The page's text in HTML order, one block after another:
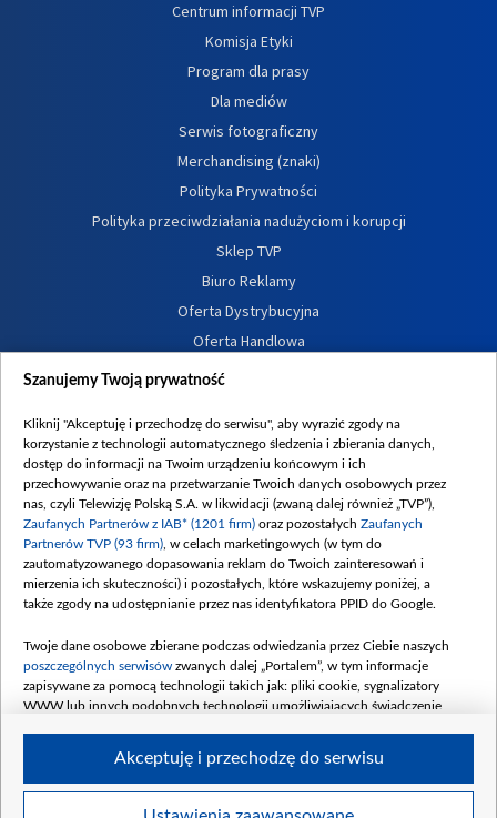
Centrum informacji TVP
Komisja Etyki
Program dla prasy
Dla mediów
Serwis fotograficzny
Merchandising (znaki)
Polityka Prywatności
Polityka przeciwdziałania nadużyciom i korupcji
Sklep TVP
Biuro Reklamy
Oferta Dystrybucyjna
Oferta Handlowa
Dostępność
Procedura zgłoszeń wewnętrznych
Szanujemy Twoją prywatność
Kliknij "Akceptuję i przechodzę do serwisu", aby wyrazić zgody na
korzystanie z technologii automatycznego śledzenia i zbierania danych,
dostęp do informacji na Twoim urządzeniu końcowym i ich
przechowywanie oraz na przetwarzanie Twoich danych osobowych przez
nas, czyli Telewizję Polską S.A. w likwidacji (zwaną dalej również „TVP”),
Zaufanych Partnerów z IAB* (1201 firm) oraz pozostałych Zaufanych
Partnerów TVP (93 firm) , w celach marketingowych (w tym do
zautomatyzowanego dopasowania reklam do Twoich zainteresowań i
mierzenia ich skuteczności) i pozostałych, które wskazujemy poniżej, a
także zgody na udostępnianie przez nas identyfikatora PPID do Google.
Twoje dane osobowe zbierane podczas odwiedzania przez Ciebie naszych
poszczególnych serwisów zwanych dalej „Portalem”, w tym informacje
zapisywane za pomocą technologii takich jak: pliki cookie, sygnalizatory
WWW lub innych podobnych technologii umożliwiających świadczenie
Twoje dane osobowe zbierane podczas odwiedzania przez Ciebie
Akceptuję i przechodzę do serwisu